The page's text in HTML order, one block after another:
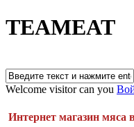
TEAMEAT
Welcome visitor can you
Интернет магазин мяса